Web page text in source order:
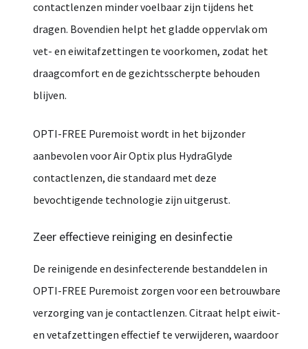
contactlenzen mindervoelbaar zijn tijdens het
dragen. Bovendien helpt hetgladde oppervlakom
vet- en eiwitafzettingen te voorkomen, zodat het
draagcomforten de gezichtsscherpte behouden
blijven.
OPTI-FREE Puremoistwordt in het bijzonder
aanbevolen voorAirOptix plus HydraGlyde
contactlenzen, die standaard metdeze
bevochtigende technologie zijn uitgerust.
Zeer effectieve reiniging en desinfectie
De reinigende en desinfecterende bestanddelen in
OPTI-FREE Puremoist zorgen vooreen betrouwbare
verzorging van je contactlenzen. Citraat helpteiwit-
en vetafzettingen effectief te verwijderen, waardoor